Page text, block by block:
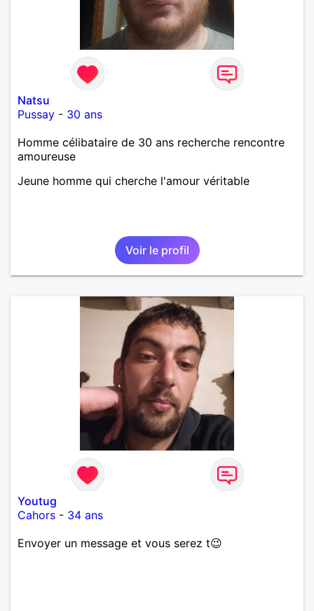
Natsu
Pussay - 30 ans
Homme célibataire de 30 ans recherche rencontre
amoureuse
Jeune homme qui cherche l'amour véritable
Voir le profil
Youtug
Cahors - 34 ans
Envoyer un message et vous serez t😉